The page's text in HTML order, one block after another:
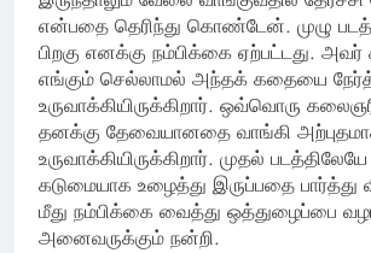
என்பதை தெரிந்து கொண்டேன். முழு
பிறகு எனக்கு நம்பிக்கை ஏற்பட்டது.
எங்கும் செல்லாமல் அந்தக் கதையை
உருவாக்கியிருக்கிறார். ஒவ்வொரு
தனக்கு தேவையானதை வாங்கி
உருவாக்கியிருக்கிறார். முதல் படத்திலேயே
கடுமையாக உழைத்து இருப்பதை
மீது நம்பிக்கை வைத்து ஒத்துழைப்பை
அனைவருக்கும் நன்றி.